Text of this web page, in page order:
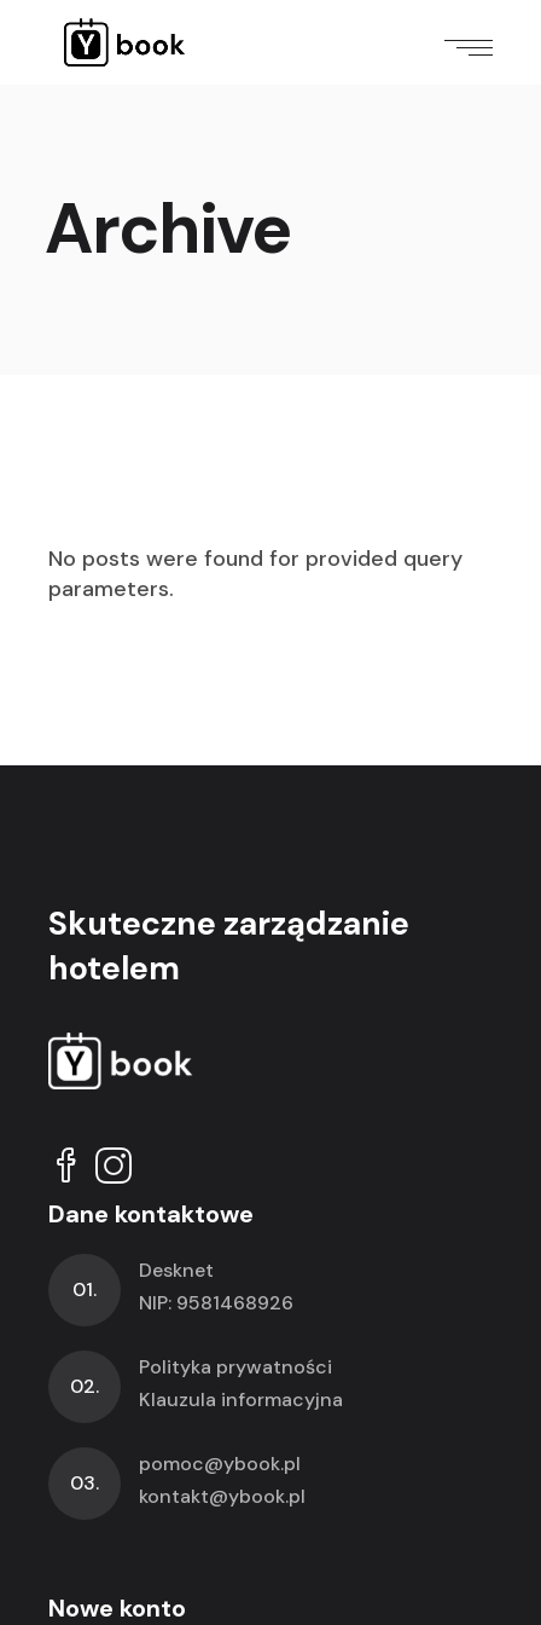
Archive
No posts were found for provided query
parameters.
Skuteczne zarządzanie
hotelem
Dane kontaktowe
01.
Desknet
NIP: 9581468926
02.
Polityka prywatności
Klauzula informacyjna
03.
pomoc@ybook.pl
kontakt@ybook.pl
Nowe konto